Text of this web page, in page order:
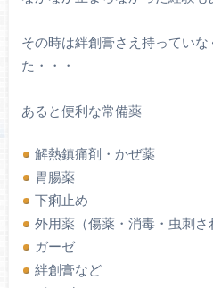
その時は絆創膏さえ持ってい
た・・・
あると便利な常備薬
解熱鎮痛剤・かぜ薬
胃腸薬
下痢止め
外用薬（傷薬・消毒・虫刺さ
ガーゼ
絆創膏など